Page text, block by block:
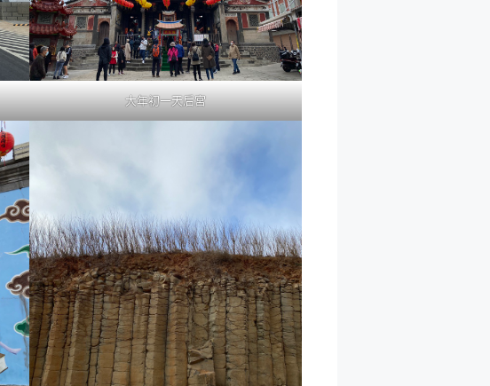
大年初一天后宮